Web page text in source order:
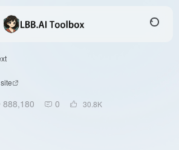
888,180 0 30.8K